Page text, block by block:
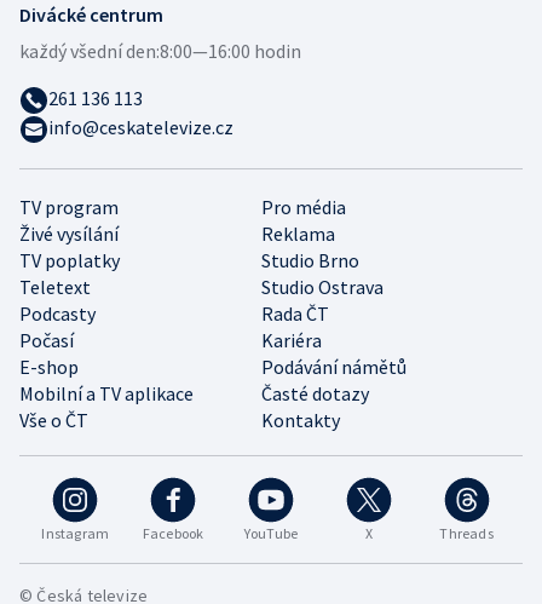
Instagram Facebook YouTube X Threads
TV program
Pro média
Živé vysílání
Reklama
TV poplatky
Studio Brno
Teletext
Studio Ostrava
Podcasty
Rada ČT
Počasí
Kariéra
E-shop
Podávání námětů
Mobilní a TV aplikace
Časté dotazy
Vše o ČT
Kontakty
Divácké centrum
každý všední den:8:00—16:00 hodin
261 136 113
info@ceskatelevize.cz
© Česká televize